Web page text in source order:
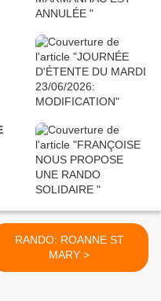
RANDO: ROANNE ST
MARY >